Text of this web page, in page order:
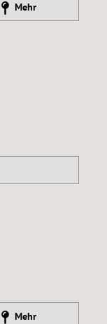
Mehr
Mehr